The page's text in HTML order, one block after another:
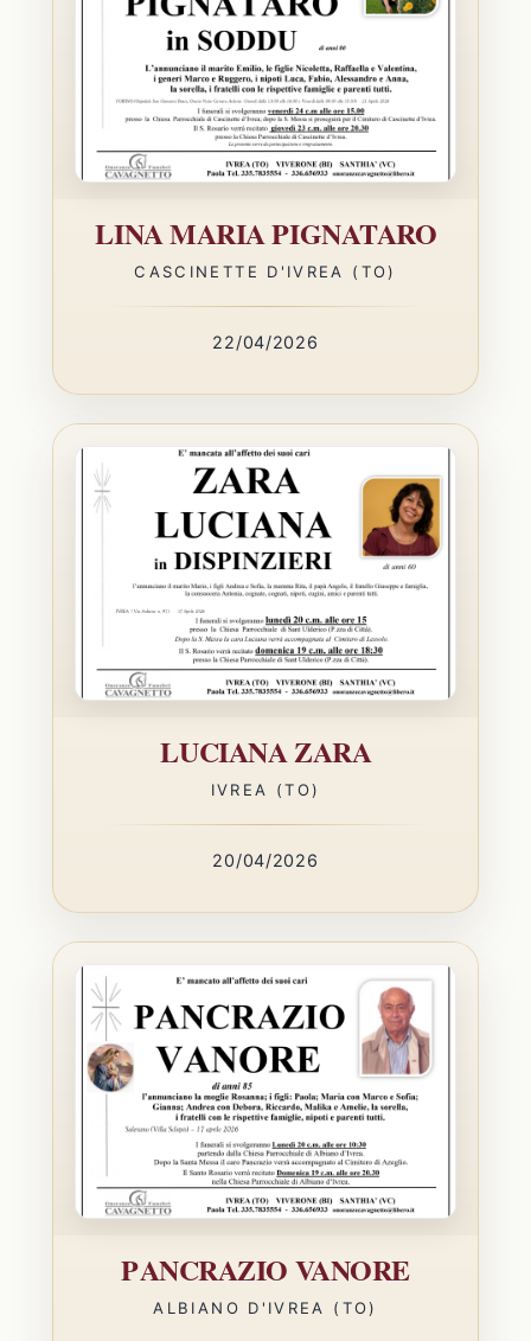
LINA MARIA PIGNATARO
CASCINETTE D'IVREA (TO)
22/04/2026
LUCIANA ZARA
IVREA (TO)
20/04/2026
PANCRAZIO VANORE
ALBIANO D'IVREA (TO)